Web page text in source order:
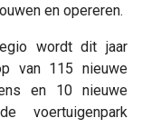
en opereren.
wordt dit jaar
van 115 nieuwe
en 10 nieuwe
voertuigenpark